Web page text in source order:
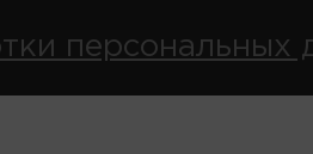
персональных